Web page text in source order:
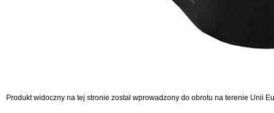
Produkt widoczny na tej stronie został wprowadzony do obrotu na terenie Unii